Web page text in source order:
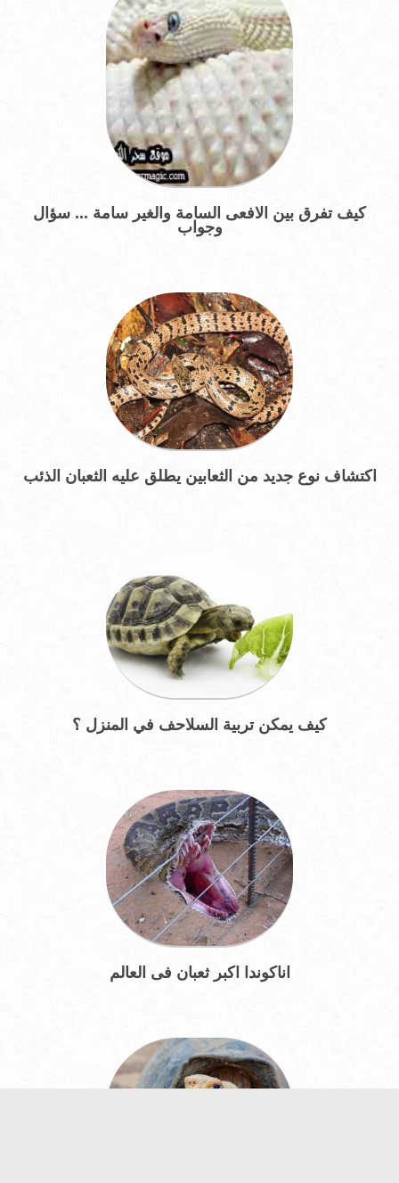
كيف تفرق بين الافعى السامة والغير سامة ... سؤال
وجواب
اكتشاف نوع جديد من الثعابين يطلق عليه الثعبان الذئب
كيف يمكن تربية السلاحف في المنزل ؟
اناكوندا اكبر ثعبان فى العالم